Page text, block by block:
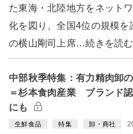
た東海・北陸地方をネット
化を図り、全国4位の規模を
の横山剛司上席…続きを読む
中部秋季特集：有力精肉卸
＝杉本食肉産業 ブランド
にも
生鮮食品 特集 卸・商社